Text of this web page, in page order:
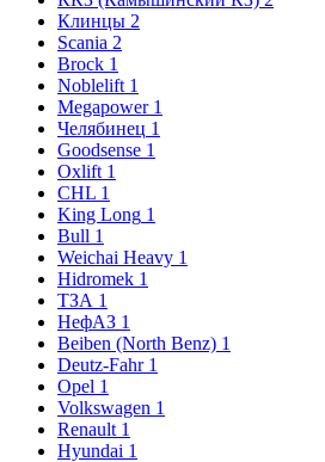
Клинцы 2
Scania 2
Brock 1
Noblelift 1
Megapower 1
Челябинец 1
Goodsense 1
Oxlift 1
CHL 1
King Long 1
Bull 1
Weichai Heavy 1
Hidromek 1
ТЗА 1
НефАЗ 1
Beiben (North Benz) 1
Deutz-Fahr 1
Opel 1
Volkswagen 1
Renault 1
Hyundai 1